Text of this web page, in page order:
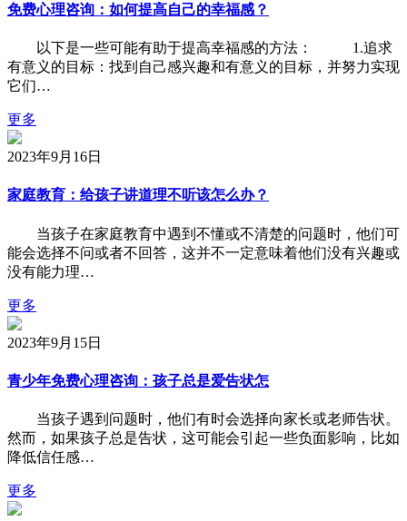
免费心理咨询：如何提高自己的幸福感？
以下是一些可能有助于提高幸福感的方法： 1.追求
有意义的目标：找到自己感兴趣和有意义的目标，并努力实现
它们…
更多
2023年9月16日
家庭教育：给孩子讲道理不听该怎么办？
当孩子在家庭教育中遇到不懂或不清楚的问题时，他们可
能会选择不问或者不回答，这并不一定意味着他们没有兴趣或
没有能力理…
更多
2023年9月15日
青少年免费心理咨询：孩子总是爱告状怎
当孩子遇到问题时，他们有时会选择向家长或老师告状。
然而，如果孩子总是告状，这可能会引起一些负面影响，比如
降低信任感…
更多